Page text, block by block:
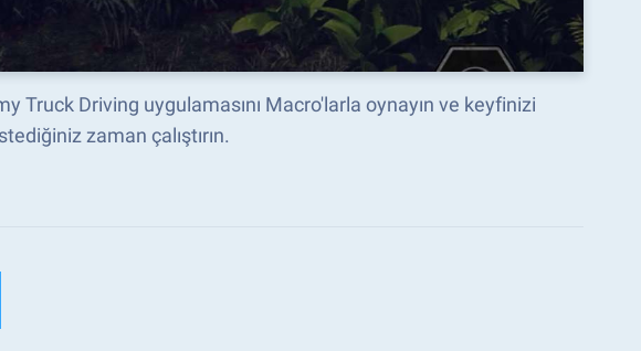
Truck Driving uygulamasını Macro'larla oynayın ve keyfinizi
zaman çalıştırın.